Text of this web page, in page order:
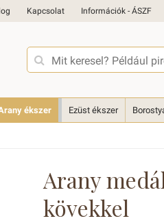
Kapcsolat Információk - ÁSZF
ékszer Ezüst ékszer
Arany
kövekkel